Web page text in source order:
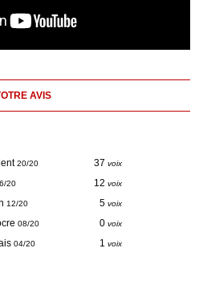
AVIS
20/20 37 voix
20 12 voix
12/20 5 voix
08/20 0 voix
04/20 1 voix